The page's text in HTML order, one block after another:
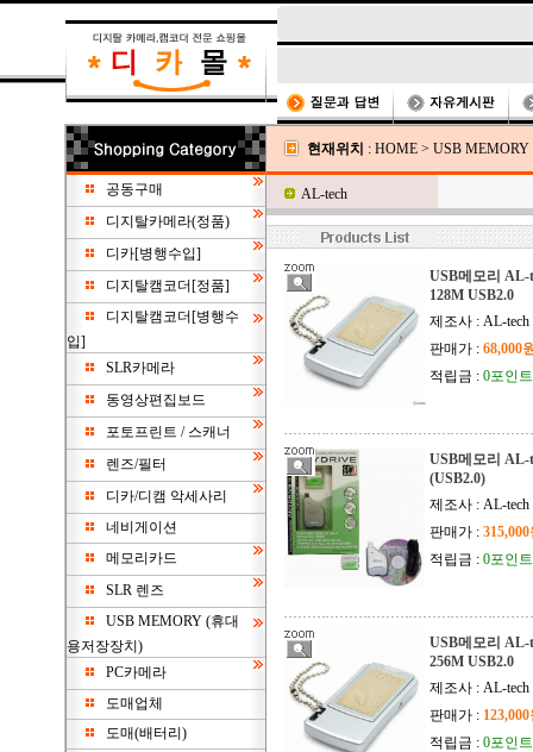
공동구매
디지탈카메라(정품)
디카[병행수입]
디지탈캠코더[정품]
디지탈캠코더[병행수
입]
SLR카메라
동영상편집보드
포토프린트 / 스캐너
렌즈/필터
디카/디캠 악세사리
네비게이션
메모리카드
SLR 렌즈
USB MEMORY (휴대
용저장장치)
PC카메라
도매업체
도매(배터리)
현재위치 : HOME > USB
AL-tech
USB메모리
128M USB2.0
제조사 : AL-tech
판매가 : 68,000
적립금 : 0포인트
USB메모리 AL-
(USB2.0)
제조사 : AL-tech
판매가 :
적립금 : 0포인트
USB메모리
256M USB2.0
제조사 : AL-tech
판매가 :
적립금 : 0포인트